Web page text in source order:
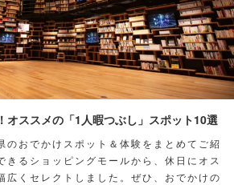
オススメの「1人暇つぶし」スポット10選
のおでかけスポット＆体験をまとめてご紹
きるショッピングモールから、休日にオス
広くセレクトしました。ぜひ、おでかけの